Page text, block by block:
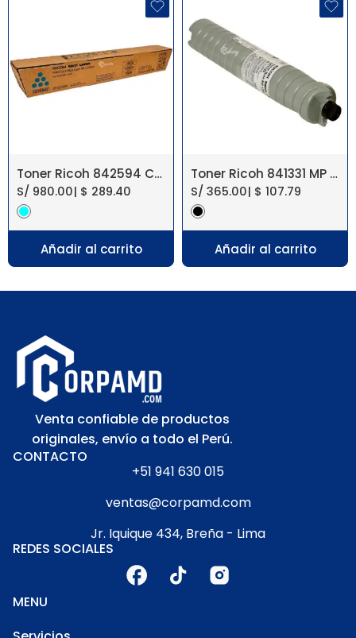
Toner Ricoh 842594 Cyan IM C2010, IM C2510
S/ 980.00| $ 289.40
Añadir al carrito
Toner Ricoh 841331 MP 9000 MP 1350, 1100
S/ 365.00| $ 107.79
Añadir al carrito
Venta confiable de productos
originales, envío a todo el Perú.
CONTACTO
+51 941 630 015
ventas@corpamd.com
Jr. Iquique 434, Breña - Lima
REDES SOCIALES
MENU